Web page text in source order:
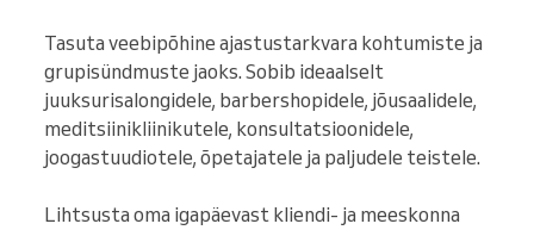
Tasuta veebipõhine ajastustarkvara kohtumiste ja
grupisündmuste jaoks. Sobib ideaalselt
juuksurisalongidele, barbershopidele, jõusaalidele,
meditsiinikliinikutele, konsultatsioonidele,
joogastuudiotele, õpetajatele ja paljudele teistele.
Lihtsusta oma igapäevast kliendi- ja meeskonna